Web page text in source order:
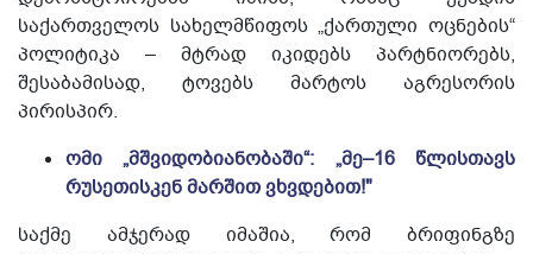
საქართველოს სახელმწიფოს „ქართული ოცნების“
პოლიტიკა – მტრად იკიდებს პარტნიორებს,
შესაბამისად, ტოვებს მარტოს აგრესორის
პირისპირ.
ომი „მშვიდობიანობაში“: „მე–16 წლისთავს
რუსეთისკენ მარშით ვხვდებით!"
საქმე ამჯერად იმაშია, რომ ბრიფინგზე